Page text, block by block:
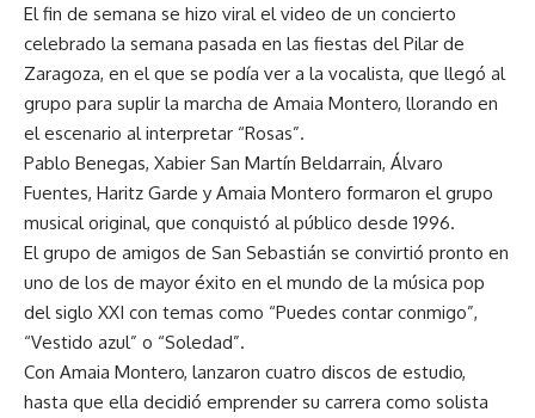
El fin de semana se hizo viral el video de un concierto
celebrado la semana pasada en las fiestas del Pilar de
Zaragoza, en el que se podía ver a la vocalista, que llegó al
grupo para suplir la marcha de Amaia Montero, llorando en
el escenario al interpretar “Rosas”.
Pablo Benegas, Xabier San Martín Beldarrain, Álvaro
Fuentes, Haritz Garde y Amaia Montero formaron el grupo
musical original, que conquistó al público desde 1996.
El grupo de amigos de San Sebastián se convirtió pronto en
uno de los de mayor éxito en el mundo de la música pop
del siglo XXI con temas como “Puedes contar conmigo”,
“Vestido azul” o “Soledad”.
Con Amaia Montero, lanzaron cuatro discos de estudio,
hasta que ella decidió emprender su carrera como solista